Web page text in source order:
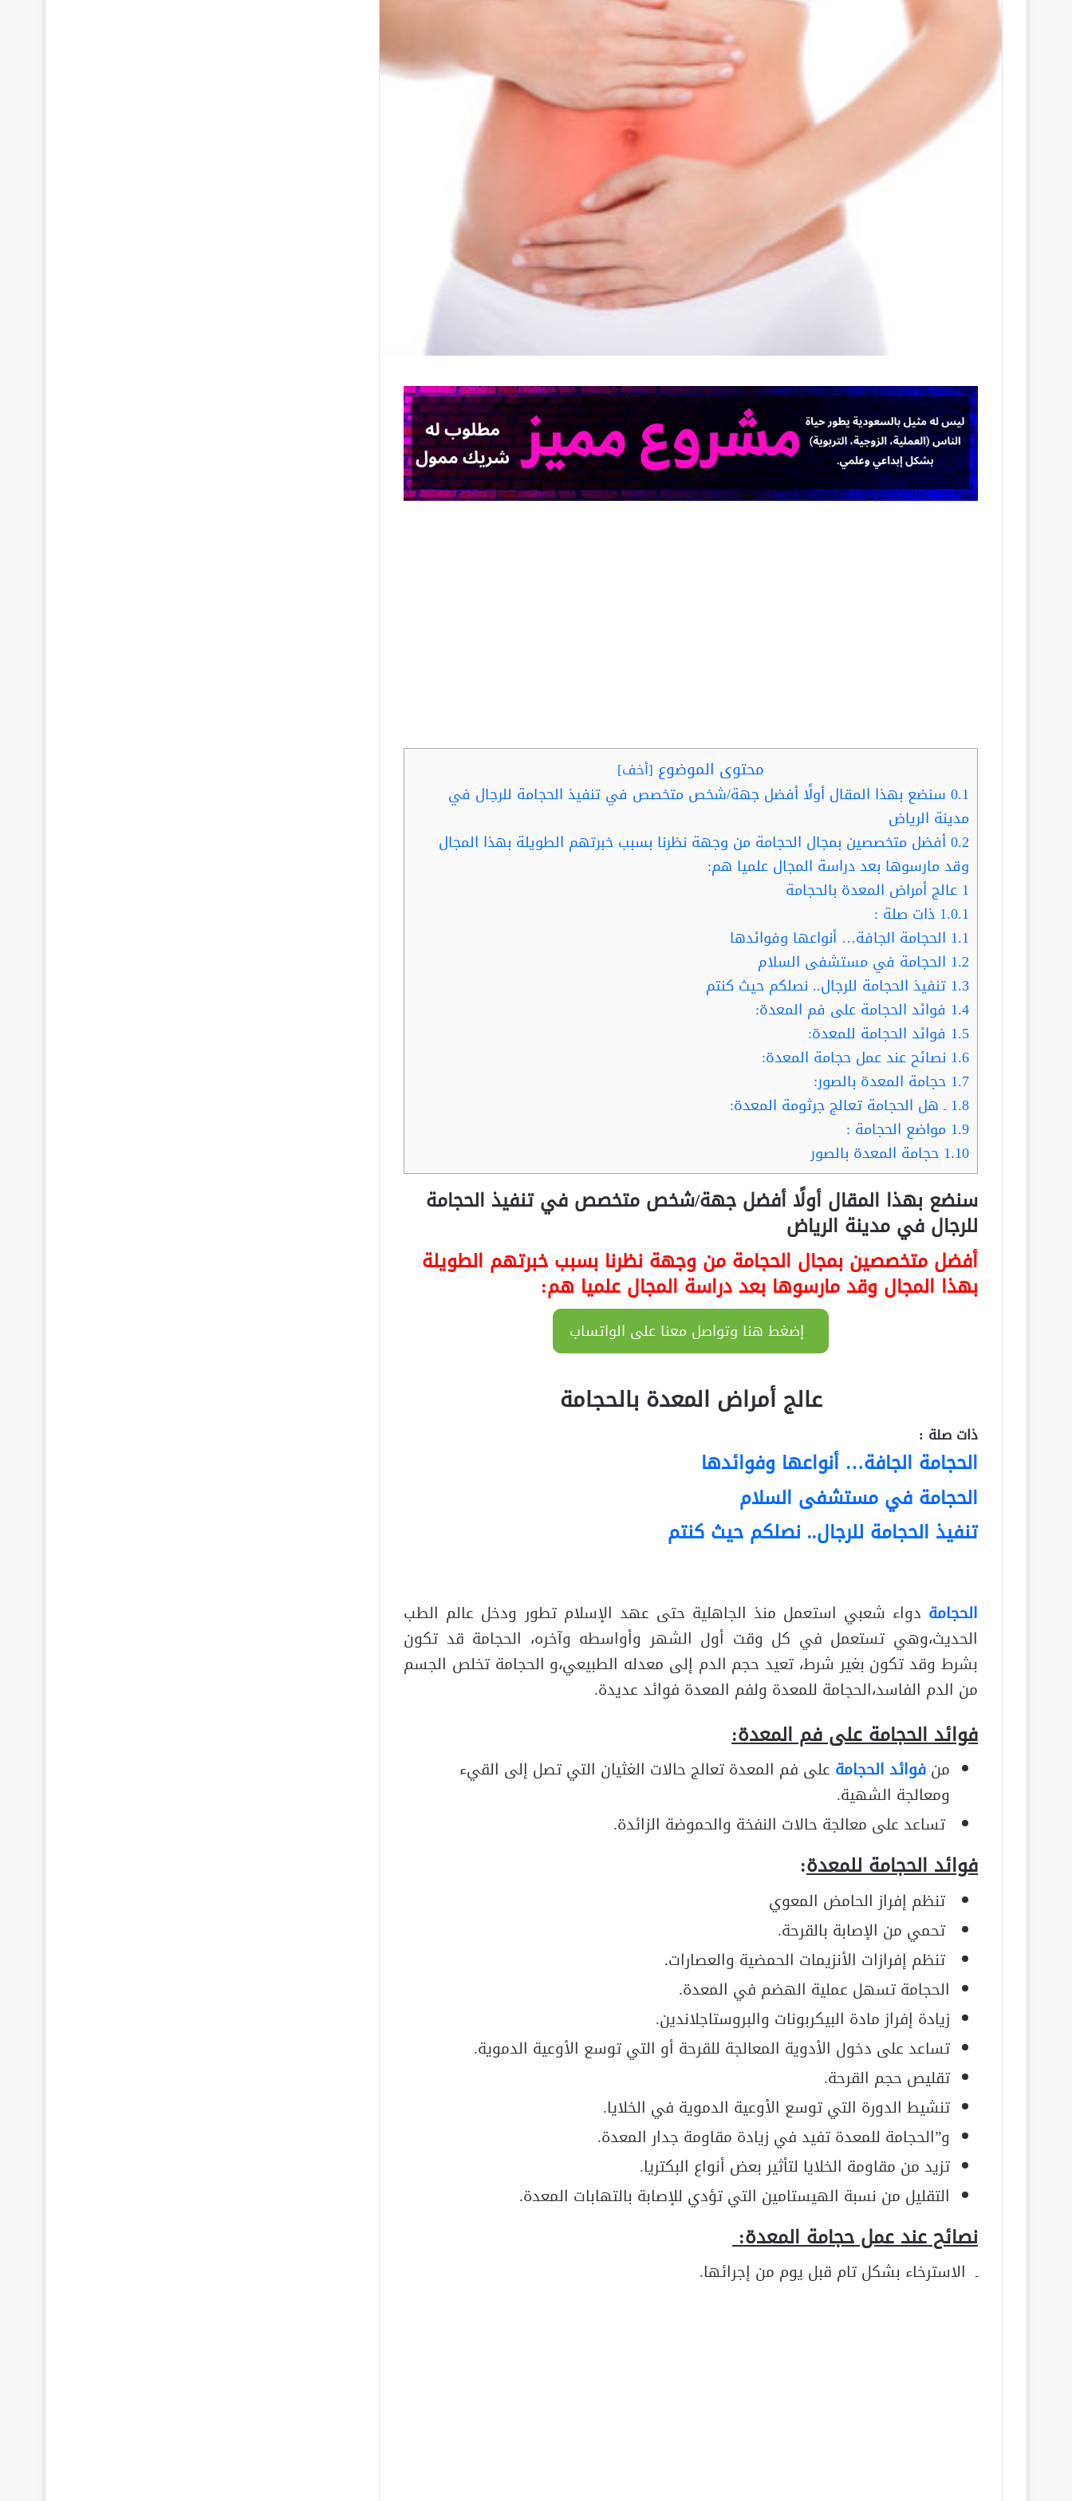
محتوى الموضوع [أخف]
0.1 سنضع بهذا المقال أولًا أفضل جهة/شخص متخصص في تنفيذ الحجامة للرجال في
مدينة الرياض
0.2أفضل متخصصين بمجال الحجامة من وجهة نظرنا بسبب خبرتهم الطويلة بهذا المجال
وقد مارسوها بعد دراسة المجال علميا هم:
1 عالج أمراض المعدة بالحجامة
1.0.1 ذات صلة :
1.1 الحجامة الجافة… أنواعها وفوائدها
1.2 الحجامة في مستشفى السلام
1.3 تنفيذ الحجامة للرجال.. نصلكم حيث كنتم
1.4 فوائد الحجامة على فم المعدة:
1.5 فوائد الحجامة للمعدة:
1.6 نصائح عند عمل حجامة المعدة:
1.7 حجامة المعدة بالصور:
1.8ـ هل الحجامة تعالج جرثومة المعدة:
1.9 مواضع الحجامة :
1.10 حجامة المعدة بالصور
سنضع بهذا المقال أولًا أفضل جهة/شخص متخصص في تنفيذ الحجامة
للرجال في مدينة الرياض
أفضل متخصصين بمجال الحجامة من وجهة نظرنا بسبب خبرتهم الطويلة
بهذا المجال وقد مارسوها بعد دراسة المجال علميا هم:
إضغط هنا وتواصل معنا على الواتساب
عالج أمراض المعدة بالحجامة
ذات صلة :
الحجامة الجافة… أنواعها وفوائدها
الحجامة في مستشفى السلام
تنفيذ الحجامة للرجال.. نصلكم حيث كنتم
الحجامة دواء شعبي استعمل منذ الجاهلية حتى عهد الإسلام تطور ودخل عالم الطب
الحديث،وهي تستعمل في كل وقت أول الشهر وأواسطه وآخره، الحجامة قد تكون
بشرط وقد تكون بغير شرط، تعيد حجم الدم إلى معدله الطبيعي،و الحجامة تخلص الجسم
من الدم الفاسد،الحجامة للمعدة ولفم المعدة فوائد عديدة.
فوائد الحجامة على فم المعدة:
منفوائد الحجامة على فم المعدة تعالج حالات الغثيان التي تصل إلى القيء
ومعالجة الشهية.
تساعد على معالجة حالات النفخة والحموضة الزائدة.
فوائد الحجامة للمعدة:
تنظم إفراز الحامض المعوي
تحمي من الإصابة بالقرحة.
تنظم إفرازات الأنزيمات الحمضية والعصارات.
الحجامة تسهل عملية الهضم في المعدة.
زيادة إفراز مادة البيكربونات والبروستاجلاندين.
تساعد على دخول الأدوية المعالجة للقرحة أو التي توسع الأوعية الدموية.
تقليص حجم القرحة.
تنشيط الدورة التي توسع الأوعية الدموية في الخلايا.
و”الحجامة للمعدة تفيد في زيادة مقاومة جدار المعدة.
تزيد من مقاومة الخلايا لتأثير بعض أنواع البكتريا.
التقليل من نسبة الهيستامين التي تؤدي للإصابة بالتهابات المعدة.
نصائح عند عمل حجامة المعدة:
ـ الاسترخاء بشكل تام قبل يوم من إجرائها.